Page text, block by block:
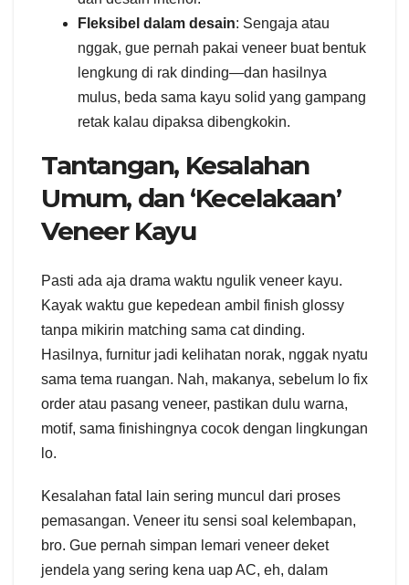
Fleksibel dalam desain: Sengaja atau
nggak, gue pernah pakai veneer buat bentuk
lengkung di rak dinding—dan hasilnya
mulus, beda sama kayu solid yang gampang
retak kalau dipaksa dibengkokin.
Tantangan, Kesalahan
Umum, dan ‘Kecelakaan’
Veneer Kayu
Pasti ada aja drama waktu ngulik veneer kayu.
Kayak waktu gue kepedean ambil finish glossy
tanpa mikirin matching sama cat dinding.
Hasilnya, furnitur jadi kelihatan norak, nggak nyatu
sama tema ruangan. Nah, makanya, sebelum lo fix
order atau pasang veneer, pastikan dulu warna,
motif, sama finishingnya cocok dengan lingkungan
lo.
Kesalahan fatal lain sering muncul dari proses
pemasangan. Veneer itu sensi soal kelembapan,
bro. Gue pernah simpan lemari veneer deket
jendela yang sering kena uap AC, eh, dalam